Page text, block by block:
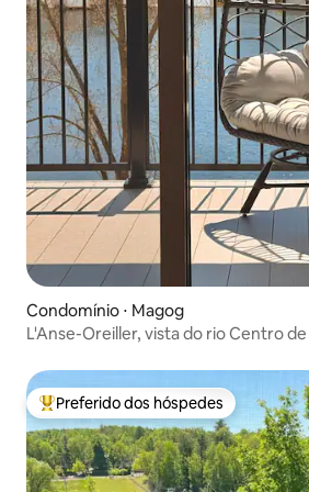
Condomínio ⋅ Magog
L'Anse-Oreiller, vista do rio Centro
Entre os melhores preferidos dos
Preferido dos hóspedes